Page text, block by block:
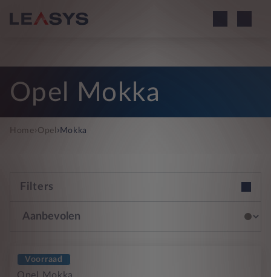
Opel Mokka
Home› Opel › Mokka
Filters
Voorraad